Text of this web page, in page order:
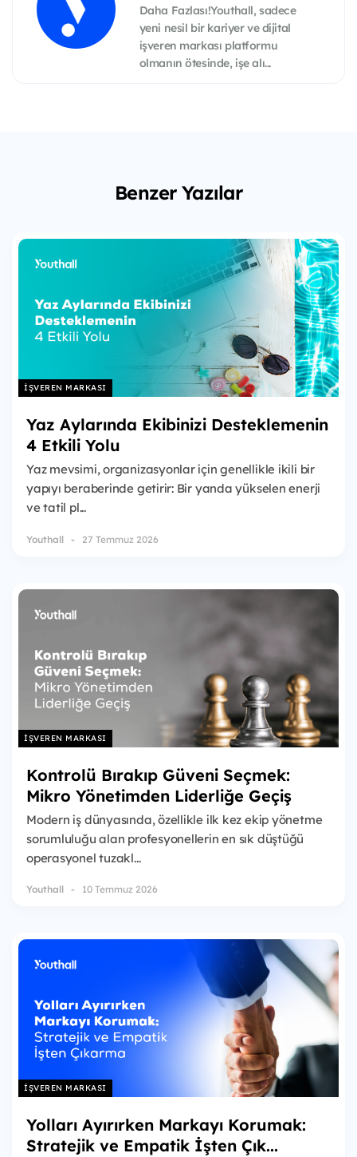
Daha Fazlası!Youthall, sadece
yeni nesil bir kariyer ve dijital
işveren markası platformu
olmanın ötesinde, işe alı...
Benzer Yazılar
İŞVEREN MARKASI
Yaz Aylarında Ekibinizi Desteklemenin
4 Etkili Yolu
Yaz mevsimi, organizasyonlar için genellikle ikili bir
yapıyı beraberinde getirir: Bir yanda yükselen enerji
ve tatil pl...
Youthall 27 Temmuz 2026
İŞVEREN MARKASI
Kontrolü Bırakıp Güveni Seçmek:
Mikro Yönetimden Liderliğe Geçiş
Modern iş dünyasında, özellikle ilk kez ekip yönetme
sorumluluğu alan profesyonellerin en sık düştüğü
operasyonel tuzakl...
Youthall 10 Temmuz 2026
İŞVEREN MARKASI
Yolları Ayırırken Markayı Korumak:
Stratejik ve Empatik İşten Çık...